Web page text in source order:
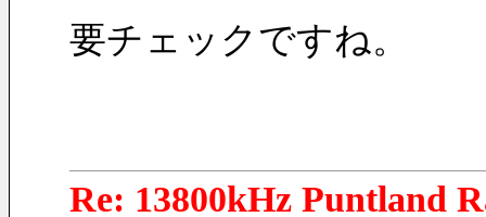
要チェックですね。
Re: 13800kHz Puntland